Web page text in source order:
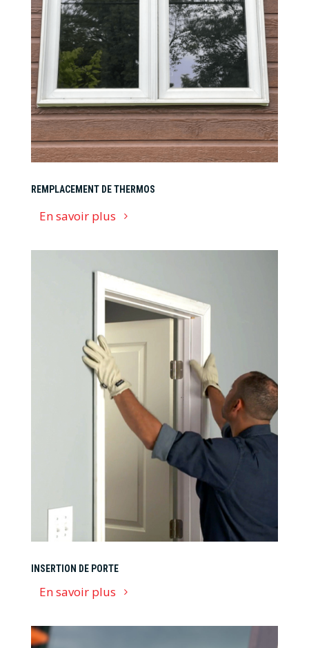
REMPLACEMENT DE THERMOS
En savoir plus
INSERTION DE PORTE
En savoir plus